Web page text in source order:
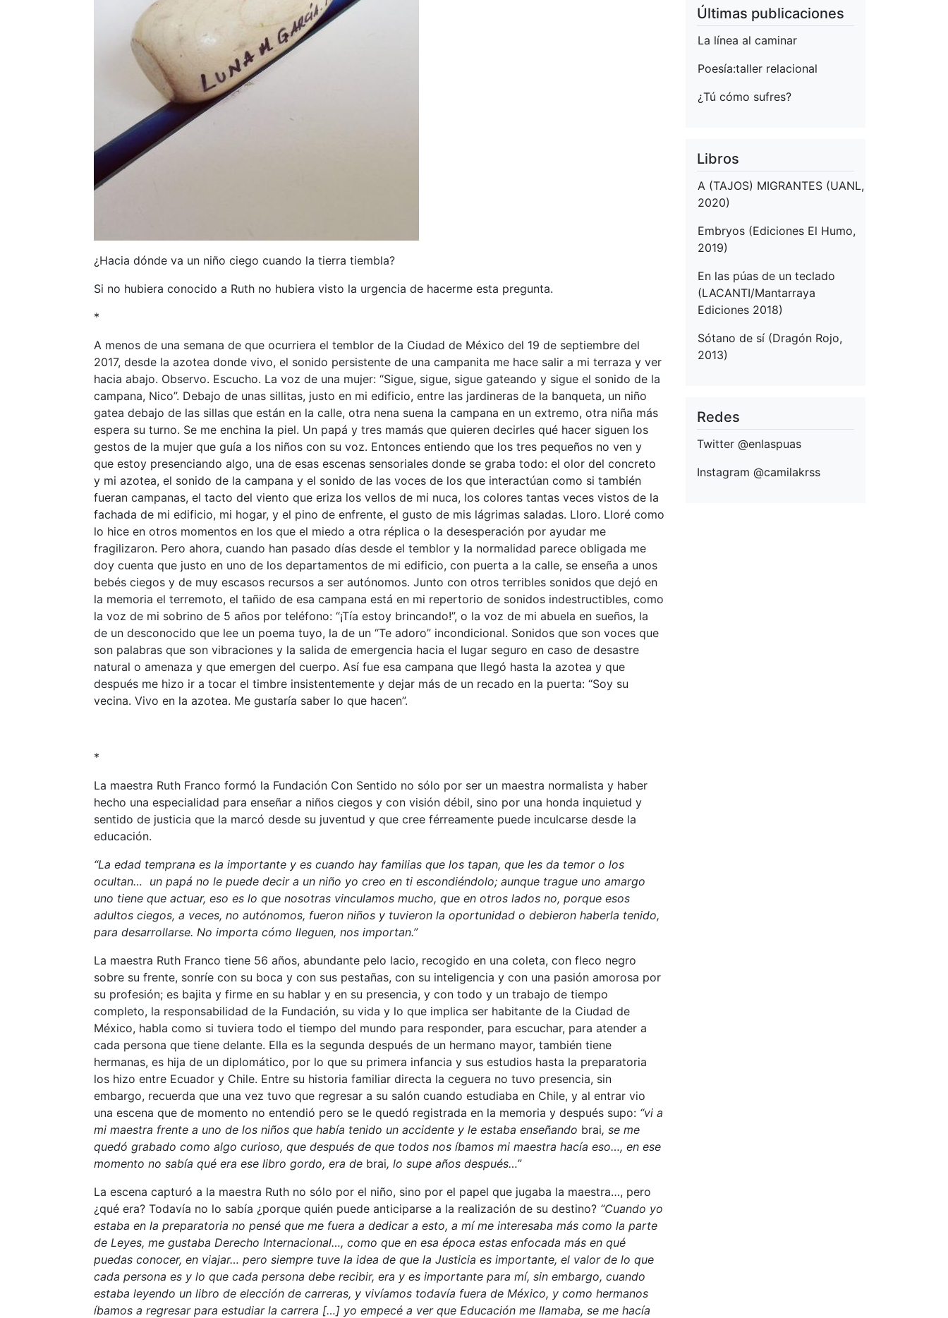
¿Hacia dónde va un niño ciego cuando la tierra tiembla?
Si no hubiera conocido a Ruth no hubiera visto la urgencia de hacerme esta pregunta.
*
A menos de una semana de que ocurriera el temblor de la Ciudad de México del 19 de septiembre del
2017, desde la azotea donde vivo, el sonido persistente de una campanita me hace salir a mi terraza y ver
hacia abajo. Observo. Escucho. La voz de una mujer: “Sigue, sigue, sigue gateando y sigue el sonido de la
campana, Nico”. Debajo de unas sillitas, justo en mi edificio, entre las jardineras de la banqueta, un niño
gatea debajo de las sillas que están en la calle, otra nena suena la campana en un extremo, otra niña más
espera su turno. Se me enchina la piel. Un papá y tres mamás que quieren decirles qué hacer siguen los
gestos de la mujer que guía a los niños con su voz. Entonces entiendo que los tres pequeños no ven y
que estoy presenciando algo, una de esas escenas sensoriales donde se graba todo: el olor del concreto
y mi azotea, el sonido de la campana y el sonido de las voces de los que interactúan como si también
fueran campanas, el tacto del viento que eriza los vellos de mi nuca, los colores tantas veces vistos de la
fachada de mi edificio, mi hogar, y el pino de enfrente, el gusto de mis lágrimas saladas. Lloro. Lloré como
lo hice en otros momentos en los que el miedo a otra réplica o la desesperación por ayudar me
fragilizaron. Pero ahora, cuando han pasado días desde el temblor y la normalidad parece obligada me
doy cuenta que justo en uno de los departamentos de mi edificio, con puerta a la calle, se enseña a unos
bebés ciegos y de muy escasos recursos a ser autónomos. Junto con otros terribles sonidos que dejó en
la memoria el terremoto, el tañido de esa campana está en mi repertorio de sonidos indestructibles, como
la voz de mi sobrino de 5 años por teléfono: “¡Tía estoy brincando!”, o la voz de mi abuela en sueños, la
de un desconocido que lee un poema tuyo, la de un “Te adoro” incondicional. Sonidos que son voces que
son palabras que son vibraciones y la salida de emergencia hacia el lugar seguro en caso de desastre
natural o amenaza y que emergen del cuerpo. Así fue esa campana que llegó hasta la azotea y que
después me hizo ir a tocar el timbre insistentemente y dejar más de un recado en la puerta: “Soy su
vecina. Vivo en la azotea. Me gustaría saber lo que hacen”.
*
La maestra Ruth Franco formó la Fundación Con Sentido no sólo por ser un maestra normalista y haber
hecho una especialidad para enseñar a niños ciegos y con visión débil, sino por una honda inquietud y
sentido de justicia que la marcó desde su juventud y que cree férreamente puede inculcarse desde la
educación.
“La edad temprana es la importante y es cuando hay familias que los tapan, que les da temor o los
ocultan… un papá no le puede decir a un niño yo creo en ti escondiéndolo; aunque trague uno amargo
uno tiene que actuar, eso es lo que nosotras vinculamos mucho, que en otros lados no, porque esos
adultos ciegos, a veces, no autónomos, fueron niños y tuvieron la oportunidad o debieron haberla tenido,
para desarrollarse. No importa cómo lleguen, nos importan.”
La maestra Ruth Franco tiene 56 años, abundante pelo lacio, recogido en una coleta, con fleco negro
sobre su frente, sonríe con su boca y con sus pestañas, con su inteligencia y con una pasión amorosa por
su profesión; es bajita y firme en su hablar y en su presencia, y con todo y un trabajo de tiempo
completo, la responsabilidad de la Fundación, su vida y lo que implica ser habitante de la Ciudad de
México, habla como si tuviera todo el tiempo del mundo para responder, para escuchar, para atender a
cada persona que tiene delante. Ella es la segunda después de un hermano mayor, también tiene
hermanas, es hija de un diplomático, por lo que su primera infancia y sus estudios hasta la preparatoria
los hizo entre Ecuador y Chile. Entre su historia familiar directa la ceguera no tuvo presencia, sin
embargo, recuerda que una vez tuvo que regresar a su salón cuando estudiaba en Chile, y al entrar vio
una escena que de momento no entendió pero se le quedó registrada en la memoria y después supo: “vi a
mi maestra frente a uno de los niños que había tenido un accidente y le estaba enseñando brai, se me
quedó grabado como algo curioso, que después de que todos nos íbamos mi maestra hacía eso…, en ese
momento no sabía qué era ese libro gordo, era de brai, lo supe años después…”
La escena capturó a la maestra Ruth no sólo por el niño, sino por el papel que jugaba la maestra…, pero
¿qué era? Todavía no lo sabía ¿porque quién puede anticiparse a la realización de su destino? “Cuando yo
estaba en la preparatoria no pensé que me fuera a dedicar a esto, a mí me interesaba más como la parte
de Leyes, me gustaba Derecho Internacional…, como que en esa época estas enfocada más en qué
puedas conocer, en viajar… pero siempre tuve la idea de que la Justicia es importante, el valor de lo que
cada persona es y lo que cada persona debe recibir, era y es importante para mí, sin embargo, cuando
estaba leyendo un libro de elección de carreras, y vivíamos todavía fuera de México, y como hermanos
íbamos a regresar para estudiar la carrera […] yo empecé a ver que Educación me llamaba, se me hacía
Últimas publicaciones
La línea al caminar
Poesía:taller relacional
¿Tú cómo sufres?
Libros
A (TAJOS) MIGRANTES (UANL,
2020)
Embryos (Ediciones El Humo,
2019)
En las púas de un teclado
(LACANTI/Mantarraya
Ediciones 2018)
Sótano de sí (Dragón Rojo,
2013)
Redes
Twitter @enlaspuas
Instagram @camilakrss